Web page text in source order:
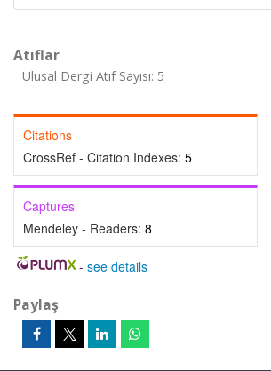
Atıflar
Ulusal Dergi Atıf Sayısı: 5
Citations
CrossRef - Citation Indexes: 5
Captures
Mendeley - Readers: 8
- see details
Paylaş